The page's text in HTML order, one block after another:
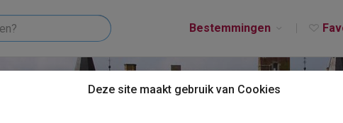
Bestemmingen
Deze site maakt gebruik van Cookies